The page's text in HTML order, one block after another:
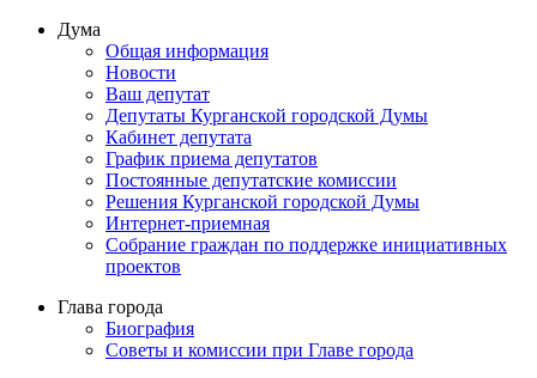
Дума
Общая информация
Новости
Ваш депутат
Депутаты Курганской городской Думы
Кабинет депутата
График приема депутатов
Постоянные депутатские комиссии
Решения Курганской городской Думы
Интернет-приемная
Собрание граждан по поддержке инициативных
проектов
Глава города
Биография
Советы и комиссии при Главе города